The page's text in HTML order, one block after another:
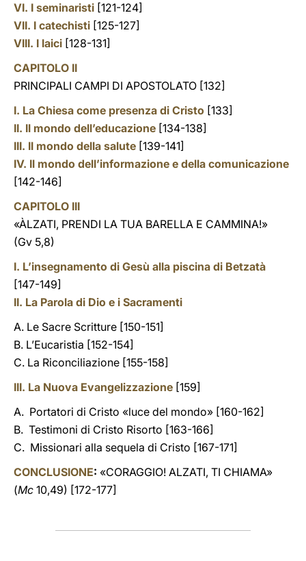
VI. I seminaristi [121-124]
VII. I catechisti [125-127]
VIII. I laici [128-131]
CAPITOLO II
PRINCIPALI CAMPI DI APOSTOLATO [132]
I. La Chiesa come presenza di Cristo [133]
II. Il mondo dell’educazione [134-138]
III. Il mondo della salute [139-141]
IV. Il mondo dell’informazione e della comunicazione
[142-146]
CAPITOLO III
«ÀLZATI, PRENDI LA TUA BARELLA E CAMMINA!»
(Gv 5,8)
I. L’insegnamento di Gesù alla piscina di Betzatà
[147-149]
II. La Parola di Dio e i Sacramenti
A. Le Sacre Scritture [150-151]
B. L’Eucaristia [152-154]
C. La Riconciliazione [155-158]
III. La Nuova Evangelizzazione [159]
A. Portatori di Cristo «luce del mondo» [160-162]
B. Testimoni di Cristo Risorto [163-166]
C. Missionari alla sequela di Cristo [167-171]
CONCLUSIONE: «CORAGGIO! ALZATI, TI CHIAMA»
(Mc 10,49) [172-177]